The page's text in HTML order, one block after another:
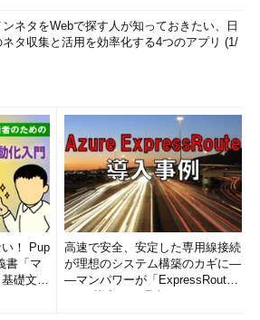
ネタをWebで探す人が知っておきたい、日
ネタ収集と活用を効率化する4つのアプリ (1/
！ Pup
書「マ
礎文法
高速で安全、安定した専用線接続
が理想のシステム構築のカギに―
―マンパワーが「ExpressRout